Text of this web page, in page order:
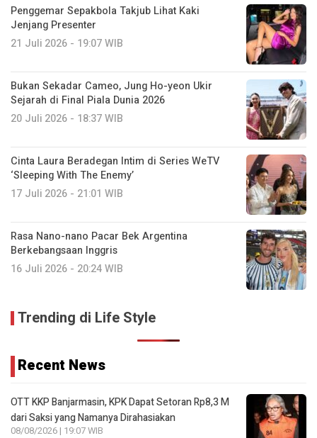
Penggemar Sepakbola Takjub Lihat Kaki
Jenjang Presenter
21 Juli 2026 - 19:07 WIB
Bukan Sekadar Cameo, Jung Ho-yeon Ukir
Sejarah di Final Piala Dunia 2026
20 Juli 2026 - 18:37 WIB
Cinta Laura Beradegan Intim di Series WeTV
‘Sleeping With The Enemy’
17 Juli 2026 - 21:01 WIB
Rasa Nano-nano Pacar Bek Argentina
Berkebangsaan Inggris
16 Juli 2026 - 20:24 WIB
Trending di Life Style
Recent News
OTT KKP Banjarmasin, KPK Dapat Setoran Rp8,3 M
dari Saksi yang Namanya Dirahasiakan
08/08/2026 | 19:07 WIB